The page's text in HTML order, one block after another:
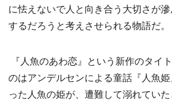
に怯えないで人と向き合う大切さが
するだろうと考えさせられる物語だ。
『人魚のあわ恋』という新作のタイ
のはアンデルセンによる童話『人魚
った人魚の姫が、遭難して溺れてい